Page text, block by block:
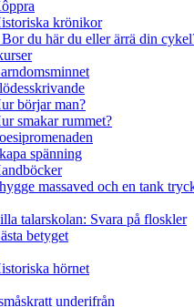
krönikor
du här du eller ärrä din
börjar man?
smakar rummet?
spänning
massaved och en tank
talarskolan: Svara på floskler
betyget
hörnet
underifrån